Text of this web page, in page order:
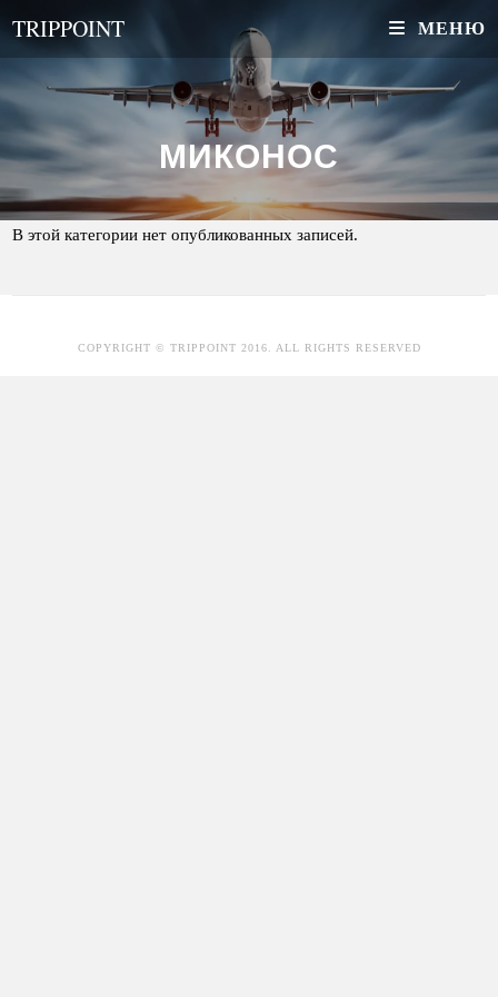
содержимому
TRIPPOINT МЕНЮ
МИКОНОС
В этой категории нет опубликованных записей.
COPYRIGHT © TRIPPOINT 2016. ALL RIGHTS RESERVED